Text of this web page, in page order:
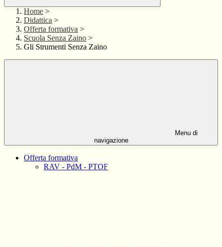
Home >
Didattica >
Offerta formativa >
Scuola Senza Zaino >
Gli Strumenti Senza Zaino
Menu di
navigazione
Offerta formativa
RAV - PdM - PTOF